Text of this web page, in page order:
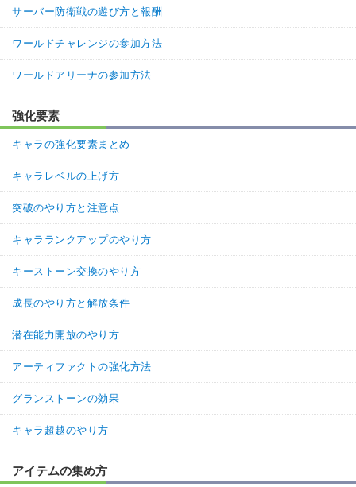
サーバー防衛戦の遊び方と報酬
ワールドチャレンジの参加方法
ワールドアリーナの参加方法
強化要素
キャラの強化要素まとめ
キャラレベルの上げ方
突破のやり方と注意点
キャラランクアップのやり方
キーストーン交換のやり方
成長のやり方と解放条件
潜在能力開放のやり方
アーティファクトの強化方法
グランストーンの効果
キャラ超越のやり方
アイテムの集め方